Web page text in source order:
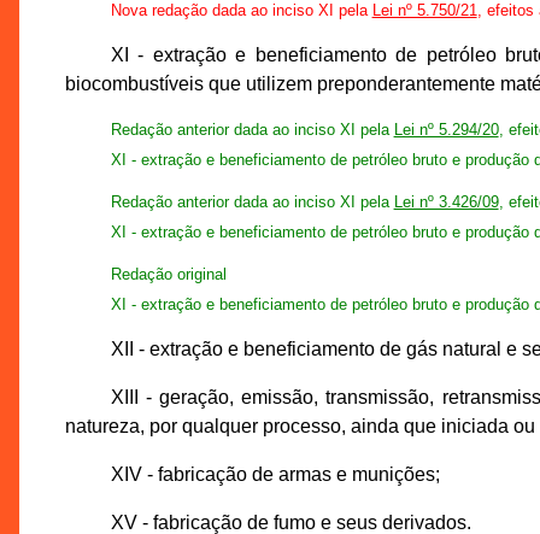
Nova redação dada ao inciso XI pela Lei nº 5.750/21, efeitos
XI - extração e beneficiamento de petróleo
biocombustíveis que utilizem preponderantemente
Redação anterior dada ao inciso XI pela Lei nº 5.294/20,
XI - extração e beneficiamento de petróleo bruto e
Redação anterior dada ao inciso XI pela Lei nº 3.426/09,
XI - extração e beneficiamento de petróleo bruto e
Redação original
XI - extração e beneficiamento de petróleo bruto e
XII - extração e beneficiamento de gás natural e
XIII - geração, emissão, transmissão,
natureza, por qualquer processo, ainda que iniciada
XIV - fabricação de armas e munições;
XV - fabricação de fumo e seus derivados.